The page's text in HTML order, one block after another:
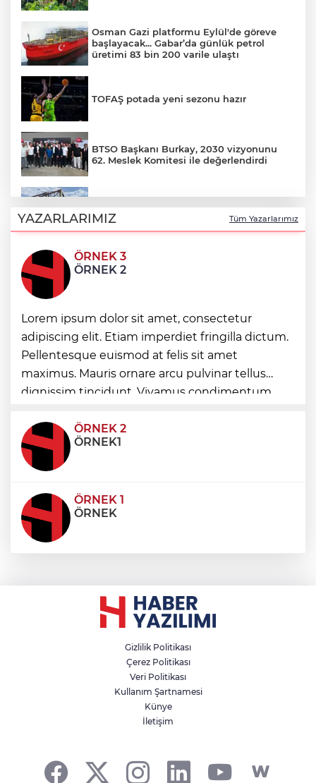
Osman Gazi platformu Eylül'de göreve
başlayacak... Gabar’da günlük petrol
üretimi 83 bin 200 varile ulaştı
TOFAŞ potada yeni sezonu hazır
BTSO Başkanı Burkay, 2030 vizyonunu
62. Meslek Komitesi ile değerlendirdi
Balıkesir’de kıyılar anlık takip ediliyor
“Bu Kampta Hayat Var” projesi özel
bireylere yaz tatili sunuyor
Trabzonspor'a büyük destek
Eskişehir'de kırsal mahallelere yeni su
depoları
YAZARLARIMIZ Tüm Yazarlarımız
ÖRNEK 3
ÖRNEK 2
Lorem ipsum dolor sit amet, consectetur
adipiscing elit. Etiam imperdiet fringilla dictum.
Pellentesque euismod at felis sit amet
maximus. Mauris ornare arcu pulvinar tellus
dignissim tincidunt. Vivamus condimentum
condimentum eros et, faucibus sapien. Praese
ÖRNEK 2
ÖRNEK1
ÖRNEK 1
ÖRNEK
Gizlilik Politikası
Çerez Politikası
Veri Politikası
Kullanım Şartnamesi
Künye
İletişim